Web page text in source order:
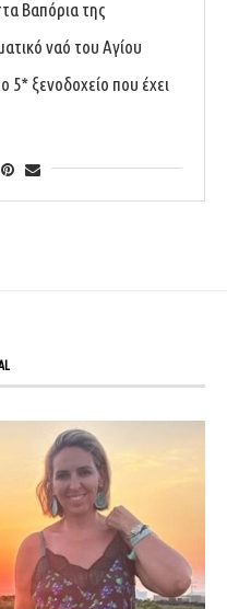
Βαπόρια της
ναό του Αγίου
5* ξενοδοχείο που έχει